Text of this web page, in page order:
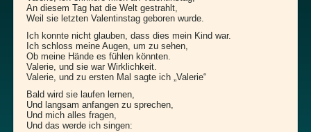
An diesem Tag hat die Welt gestrahlt,
Weil sie letzten Valentinstag geboren wurde.
Ich konnte nicht glauben, dass dies mein Kind war.
Ich schloss meine Augen, um zu sehen,
Ob meine Hände es fühlen könnten.
Valerie, und sie war Wirklichkeit.
Valerie, und zu ersten Mal sagte ich „Valerie“
Bald wird sie laufen lernen,
Und langsam anfangen zu sprechen,
Und mich alles fragen,
Und das werde ich singen: